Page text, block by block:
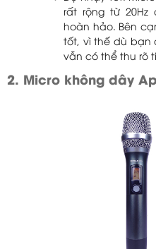
rất rộng từ 20Hz
hoàn hảo. Bên
tốt, vì thế dù bạn
vẫn có thể thu rõ
2. Micro không dây